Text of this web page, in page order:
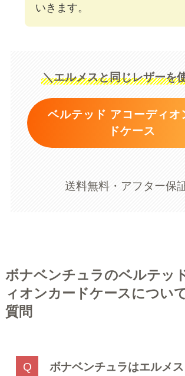
いきます。
＼エルメスと同じレザーを
ベルテッド アコーディオ
ドケース
送料無料・アフター保
ボナベンチュラのベルテッ
ィオンカードケースについ
質問
ボナベンチュラはエルメ